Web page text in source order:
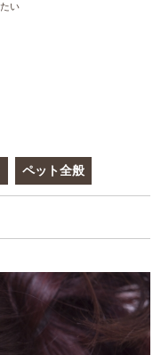
い
ペット全般